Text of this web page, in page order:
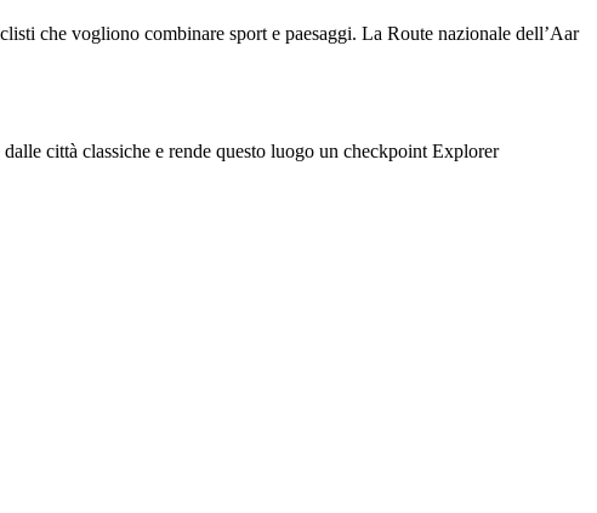
che vogliono combinare sport e paesaggi. La Route nazionale dell’Aar
città classiche e rende questo luogo un checkpoint Explorer